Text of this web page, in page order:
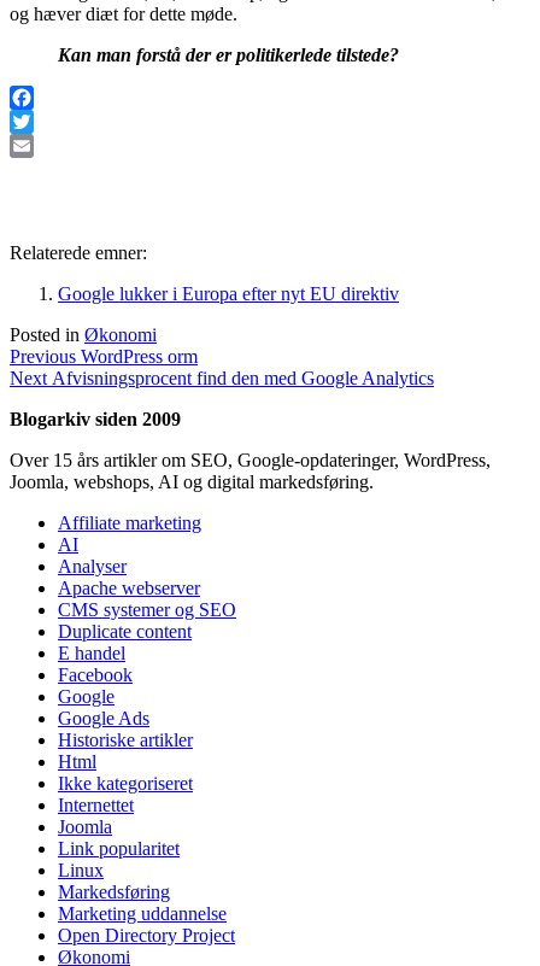
og hæver diæt for dette møde.
Kan man forstå der er politikerlede tilstede?
Facebook
Twitter
Relaterede emner:
Google lukker i Europa efter nyt EU direktiv
Posted in Økonomi
Indlægsnavigation
Previous Previous
post:
WordPress orm
Next Next
Afvisningsprocent find den med Google Analytics
Blogarkiv siden 2009
Over 15 års artikler om SEO, Google-opdateringer, WordPress,
Joomla, webshops, AI og digital markedsføring.
Affiliate marketing
AI
Analyser
Apache webserver
CMS systemer og SEO
Duplicate content
E handel
Facebook
Google
Google Ads
Historiske artikler
Html
Ikke kategoriseret
Internettet
Joomla
Link popularitet
Linux
Markedsføring
Marketing uddannelse
Open Directory Project
Økonomi